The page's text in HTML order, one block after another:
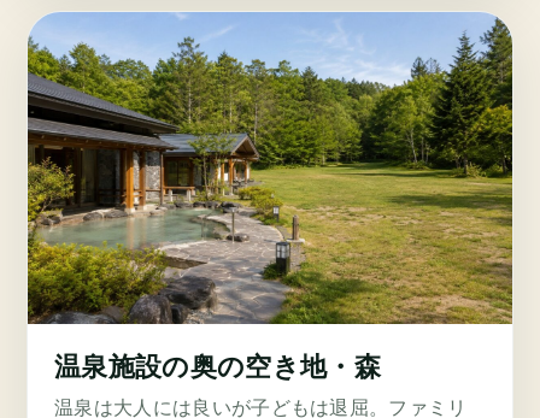
温泉施設の奥の空き地・森
温泉は大人には良いが子どもは退屈。ファミリ